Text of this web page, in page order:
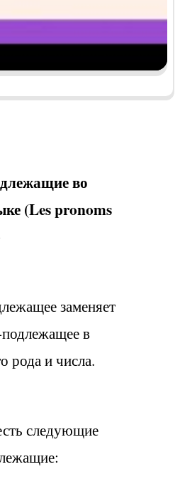
во
(Les pronoms
заменяет
в
рода и числа.
следующие